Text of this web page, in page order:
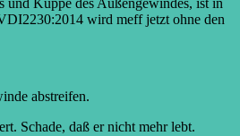
und Kuppe des Außengewindes, ist in
wird meff jetzt ohne den
abstreifen.
Schade, daß er nicht mehr lebt.